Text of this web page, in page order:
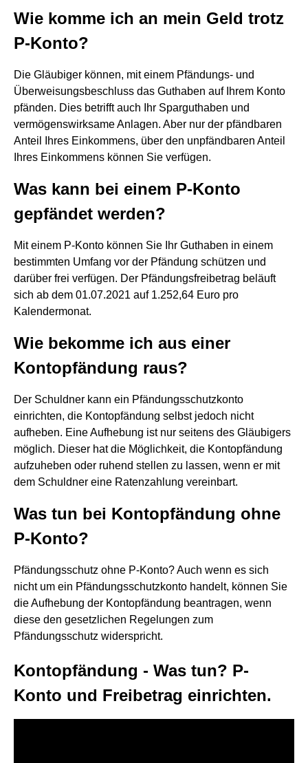
Wie komme ich an mein Geld trotz
P-Konto?
Die Gläubiger können, mit einem Pfändungs- und
Überweisungsbeschluss das Guthaben auf Ihrem Konto
pfänden. Dies betrifft auch Ihr Sparguthaben und
vermögenswirksame Anlagen. Aber nur der pfändbaren
Anteil Ihres Einkommens, über den unpfändbaren Anteil
Ihres Einkommens können Sie verfügen.
Was kann bei einem P-Konto
gepfändet werden?
Mit einem P-Konto können Sie Ihr Guthaben in einem
bestimmten Umfang vor der Pfändung schützen und
darüber frei verfügen. Der Pfändungsfreibetrag beläuft
sich ab dem 01.07.2021 auf 1.252,64 Euro pro
Kalendermonat.
Wie bekomme ich aus einer
Kontopfändung raus?
Der Schuldner kann ein Pfändungsschutzkonto
einrichten, die Kontopfändung selbst jedoch nicht
aufheben. Eine Aufhebung ist nur seitens des Gläubigers
möglich. Dieser hat die Möglichkeit, die Kontopfändung
aufzuheben oder ruhend stellen zu lassen, wenn er mit
dem Schuldner eine Ratenzahlung vereinbart.
Was tun bei Kontopfändung ohne
P-Konto?
Pfändungsschutz ohne P-Konto? Auch wenn es sich
nicht um ein Pfändungsschutzkonto handelt, können Sie
die Aufhebung der Kontopfändung beantragen, wenn
diese den gesetzlichen Regelungen zum
Pfändungsschutz widerspricht.
Kontopfändung - Was tun? P-
Konto und Freibetrag einrichten.